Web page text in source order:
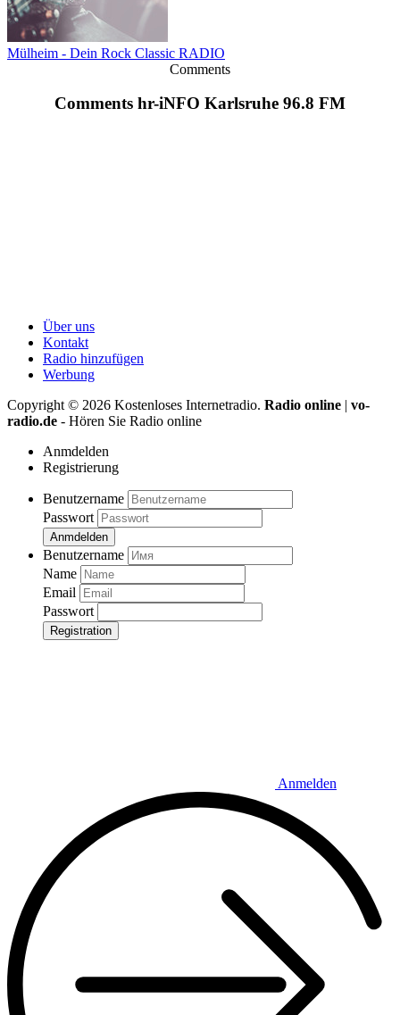
Mülheim - Dein Rock Classic RADIO
Comments
Comments hr-iNFO Karlsruhe 96.8 FM
Über uns
Kontakt
Radio hinzufügen
Werbung
Copyright © 2026 Kostenloses Internetradio. Radio online | vo-
radio.de - Hören Sie Radio online
Anmdelden
Registrierung
Benutzername
Passwort
Anmdelden
Benutzername
Name
Email
Passwort
Registration
Anmelden